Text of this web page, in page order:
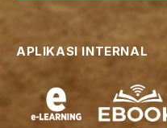
APLIKASI INTERNAL